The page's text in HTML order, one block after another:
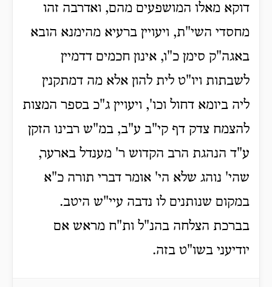
דוקא מאלו המושפעים מהם, ואדרבה זהו
מחסדי השי"ת, ויעויין ברעיא מהימנא הובא
באגה"ק סימן כ"ו, אינון חכמים דדמיין
לשבתות ויו"ט לית להון אלא מה דמתקנין
ליה ביומא דחול וכו', ויעויין ג"כ בספר המצות
להצמח צדק דף קי"ב ע"ב, במ"ש רבינו הזקן
ע"ד הנהגת הרב הקדוש ר' מענדל בארער,
שהי' נוהג שלא הי' אומר דברי תורה כ"א
במקום שנותנים לו נדבה עיי"ש היטב.
בברכת הצלחה בהנ"ל ות"ח מראש אם
יודיעני בשו"ט בזה.